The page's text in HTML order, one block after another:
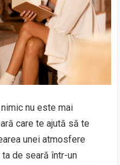
nu este mai
care te ajută să te
unei atmosfere
de seară într-un